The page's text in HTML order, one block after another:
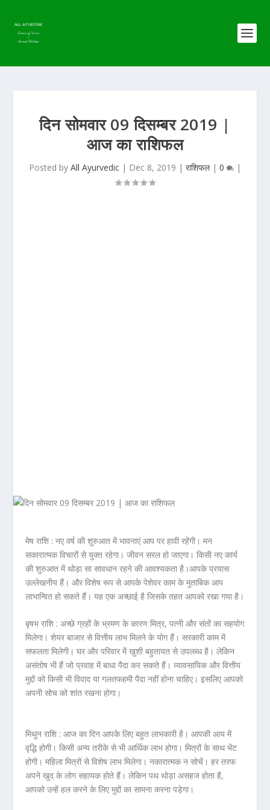
दिन सोमवार 09 दिसम्बर 2019 |
आज का राशिफल
Posted by All Ayurvedic | Dec 8, 2019 | राशिफल| 0 |
मेष राशि :नए वर्ष की शुरुआत में भावनाएं आप पर हावी रहेंगी। मन
सकारात्मक विचारों से युक्त रहेगा। जीवन सरल हो जाएगा। किसी नए कार्य
की शुरुआत में थोड़ा सा सावधान रहने की आवश्यकता है।आपके प्रयास
उल्लेखनीय हैं। और विशेष रूप से आपके पेशेवर काम के मुताबिक आप
लाभान्वित हो सकते हैं। यह एक अच्छाई है जिसके तहत आपको रखा गया है।
बृषभ राशि :अच्छे ग्रहों के भ्रमण के कारण मित्र, पत्नी और संतों का सहयोग
मिलेगा। शेयर बाजार से वित्तीय लाभ मिलने के योग हैं। सरकारी काम में
सफलता मिलेगी। घर और परिवार में खुशी बहुतायत से उपलब्ध है। लेकिन
असंतोष भी हैं जो प्रवाह में बाधा पैदा कर सकते हैं। व्यावसायिक और वित्तीय
मुद्दों को किसी भी विवाद या गलतफहमी पैदा नहीं होना चाहिए। इसलिए आपको
अपनी सोच को शांत रखना होगा।
मिथुन राशि :आज का दिन आपके लिए बहुत लाभकारी है। आपकी आय में
वृद्धि होगी। किसी अन्य तरीके से भी आर्थिक लाभ होगा। मित्रों के साथ भेंट
होगी। महिला मित्रों से विशेष लाभ मिलेगा। नकारात्मक न सोचें। हर तरफ
अपने खुद के लोग सहायक होते हैं। लेकिन पथ थोड़ा असहज होता है,
आपको उन्हें हल करने के लिए मुद्दों का सामना करना पड़ेगा।